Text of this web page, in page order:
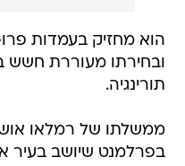
הוא מחזיק בעמדות
ובחירתו מעוררת חשש
תורינגיה.
ממשלתו של רמלאו
בפרלמנט שיושב בעיר